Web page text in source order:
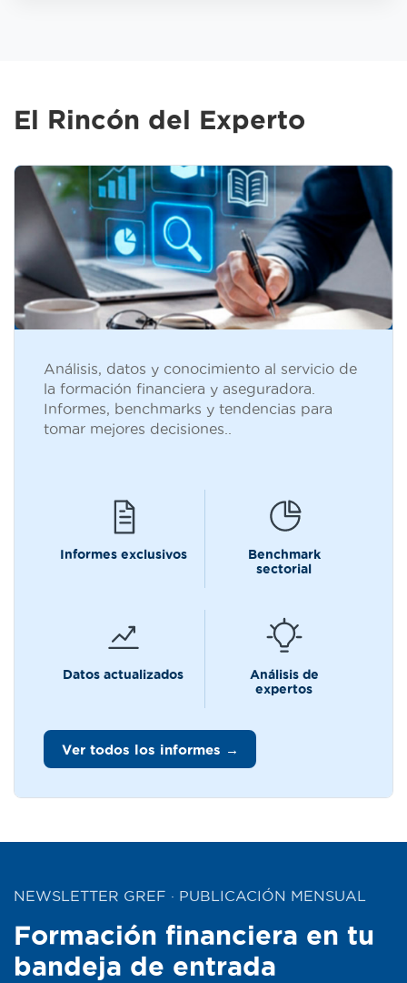
El Rincón del Experto
Análisis, datos y conocimiento al servicio de
la formación financiera y aseguradora.
Informes, benchmarks y tendencias para
tomar mejores decisiones..
Informes exclusivos
Benchmark
sectorial
Datos actualizados
Análisis de
expertos
Ver todos los informes →
NEWSLETTER GREF · PUBLICACIÓN MENSUAL
Formación financiera en tu
bandeja de entrada